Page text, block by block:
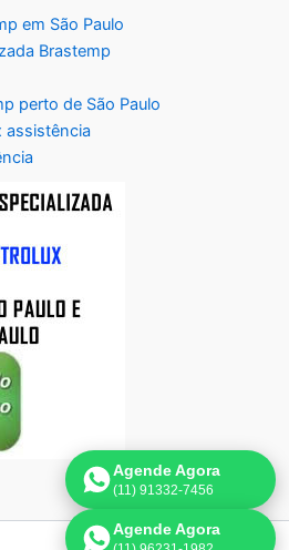
em São Paulo
Brastemp
perto de São Paulo
assistência
Agende Agora
(11) 91332-7456
Agende Agora